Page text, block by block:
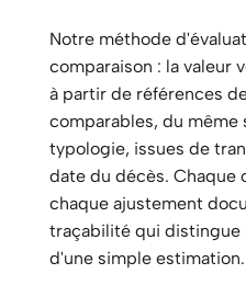
Notre méthode
comparaison : la valeur
à partir de références
comparables, du même
typologie, issues de
date du décès. Chaque
chaque ajustement
traçabilité qui distingue
d'une simple estimation.